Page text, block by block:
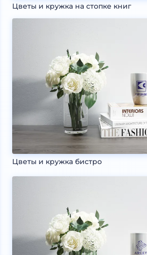
Цветы и кружка на стопке книг
Цветы и кружка бистро